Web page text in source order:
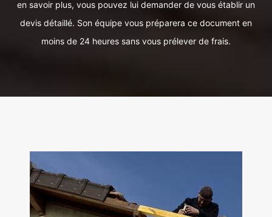
en savoir plus, vous pouvez lui demander de vous établir un
devis détaillé. Son équipe vous préparera ce document en
moins de 24 heures sans vous prélever de frais.